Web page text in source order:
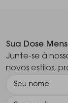
Sua Dose
Junte-se à
novos estilos,